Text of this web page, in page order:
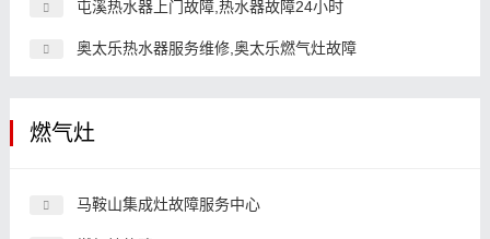
屯溪热水器上门故障,热水器故障24小时
奥太乐热水器服务维修,奥太乐燃气灶故障
燃气灶
马鞍山集成灶故障服务中心